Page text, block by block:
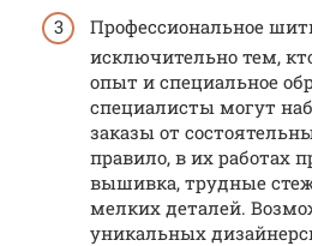
Профессиональное
исключительно тем,
опыт и специальное
специалисты могут
заказы от
правило, в их работах
вышивка, трудные
мелких деталей.
уникальных